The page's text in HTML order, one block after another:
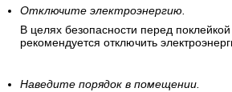
Отключите электроэнергию.
В целях безопасности перед
рекомендуется отключить
Наведите порядок в помещении.